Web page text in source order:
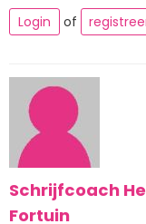
Login of
Schrijfcoach
Fortuin